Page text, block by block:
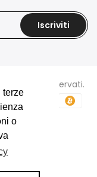
terze
o
terze
o
Iscriviti
diritti sono riservati.